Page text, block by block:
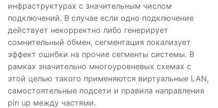
инфраструктурах с значительным числом
подключений. В случае если одно подключение
действует некорректно либо генерирует
сомнительный обмен, сегментация локализует
эффект ошибки на прочие сегменты системы. В
рамках значительно многоуровневых схемах с
этой целью такого применяются виртуальные LAN,
самостоятельные подсети и правила направления
pin up между частями.